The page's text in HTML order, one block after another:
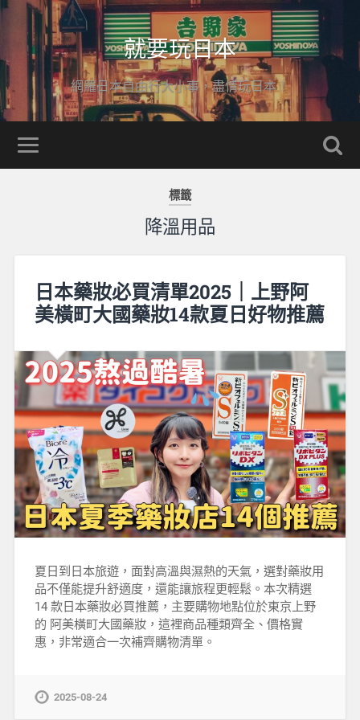
就要玩日本
網羅日本自由行大小事，盡情玩日本！
標籤
降溫用品
日本藥妝必買清單2025｜上野阿
美橫町大國藥妝14款夏日好物推薦
夏日到日本旅遊，面對高溫與濕熱的天氣，選對藥妝用
品不僅能提升舒適度，還能讓旅程更輕鬆。本次精選
14 款日本藥妝必買推薦，主要購物地點位於東京上野
的 阿美橫町大國藥妝，這裡商品種類齊全、價格實
惠，非常適合一次補齊購物清單。
2025-08-24